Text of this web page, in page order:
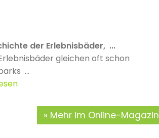
der Erlebnisbäder, ...
gleichen oft schon
...
Mehr im Online-Magazin